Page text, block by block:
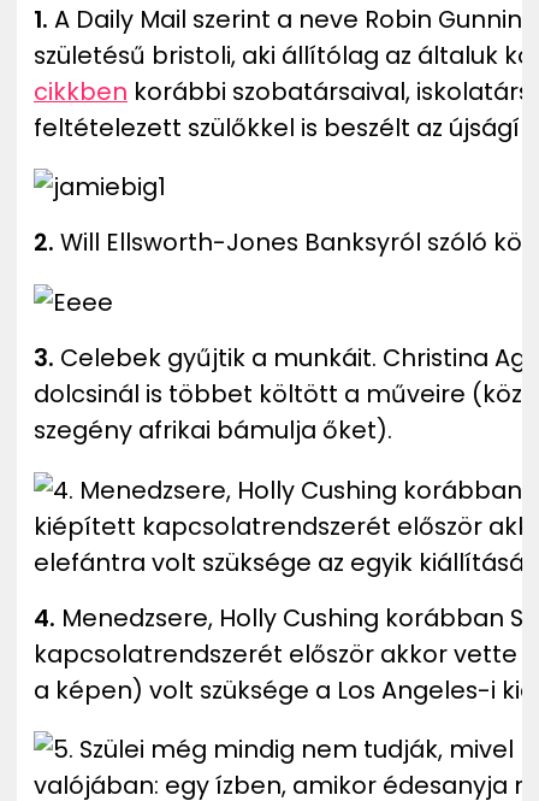
1. A Daily Mail szerint a neve Robin
születésű bristoli, aki állítólag az általuk
cikkben korábbi szobatársaival,
feltételezett szülőkkel is beszélt az
2. Will Ellsworth-Jones Banksyról szóló
3. Celebek gyűjtik a munkáit. Christina
dolcsinál is többet költött a műveire
szegény afrikai bámulja őket).
4. Menedzsere, Holly Cushing korábban
kapcsolatrendszerét először akkor vette
a képen) volt szüksége a Los Angeles-i